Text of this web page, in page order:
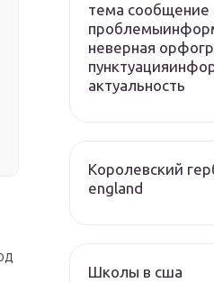
тема
неверная
актуальность
Королевский
england
Школы в сша